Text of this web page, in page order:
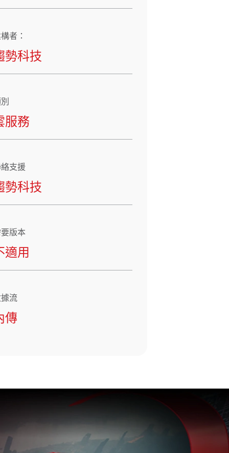
者：
勢科技
服務
支援
勢科技
版本
適用
流
傳